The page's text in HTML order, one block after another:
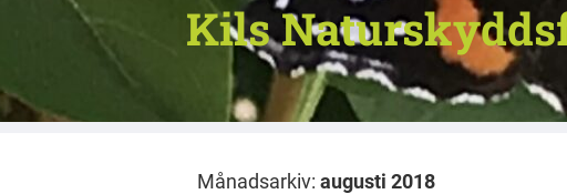
Kils
Månadsarkiv: augusti 2018